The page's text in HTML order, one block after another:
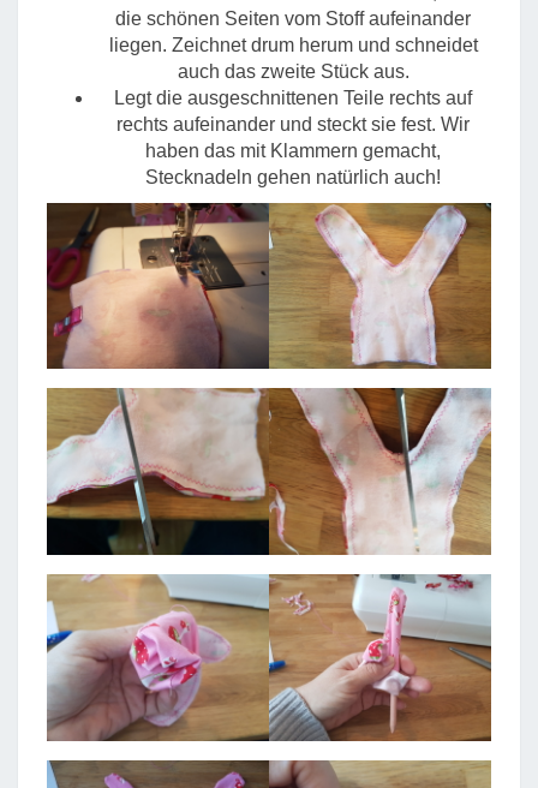
die schönen Seiten vom Stoff aufeinander
liegen. Zeichnet drum herum und schneidet
auch das zweite Stück aus.
Legt die ausgeschnittenen Teile rechts auf
rechts aufeinander und steckt sie fest. Wir
haben das mit Klammern gemacht,
Stecknadeln gehen natürlich auch!